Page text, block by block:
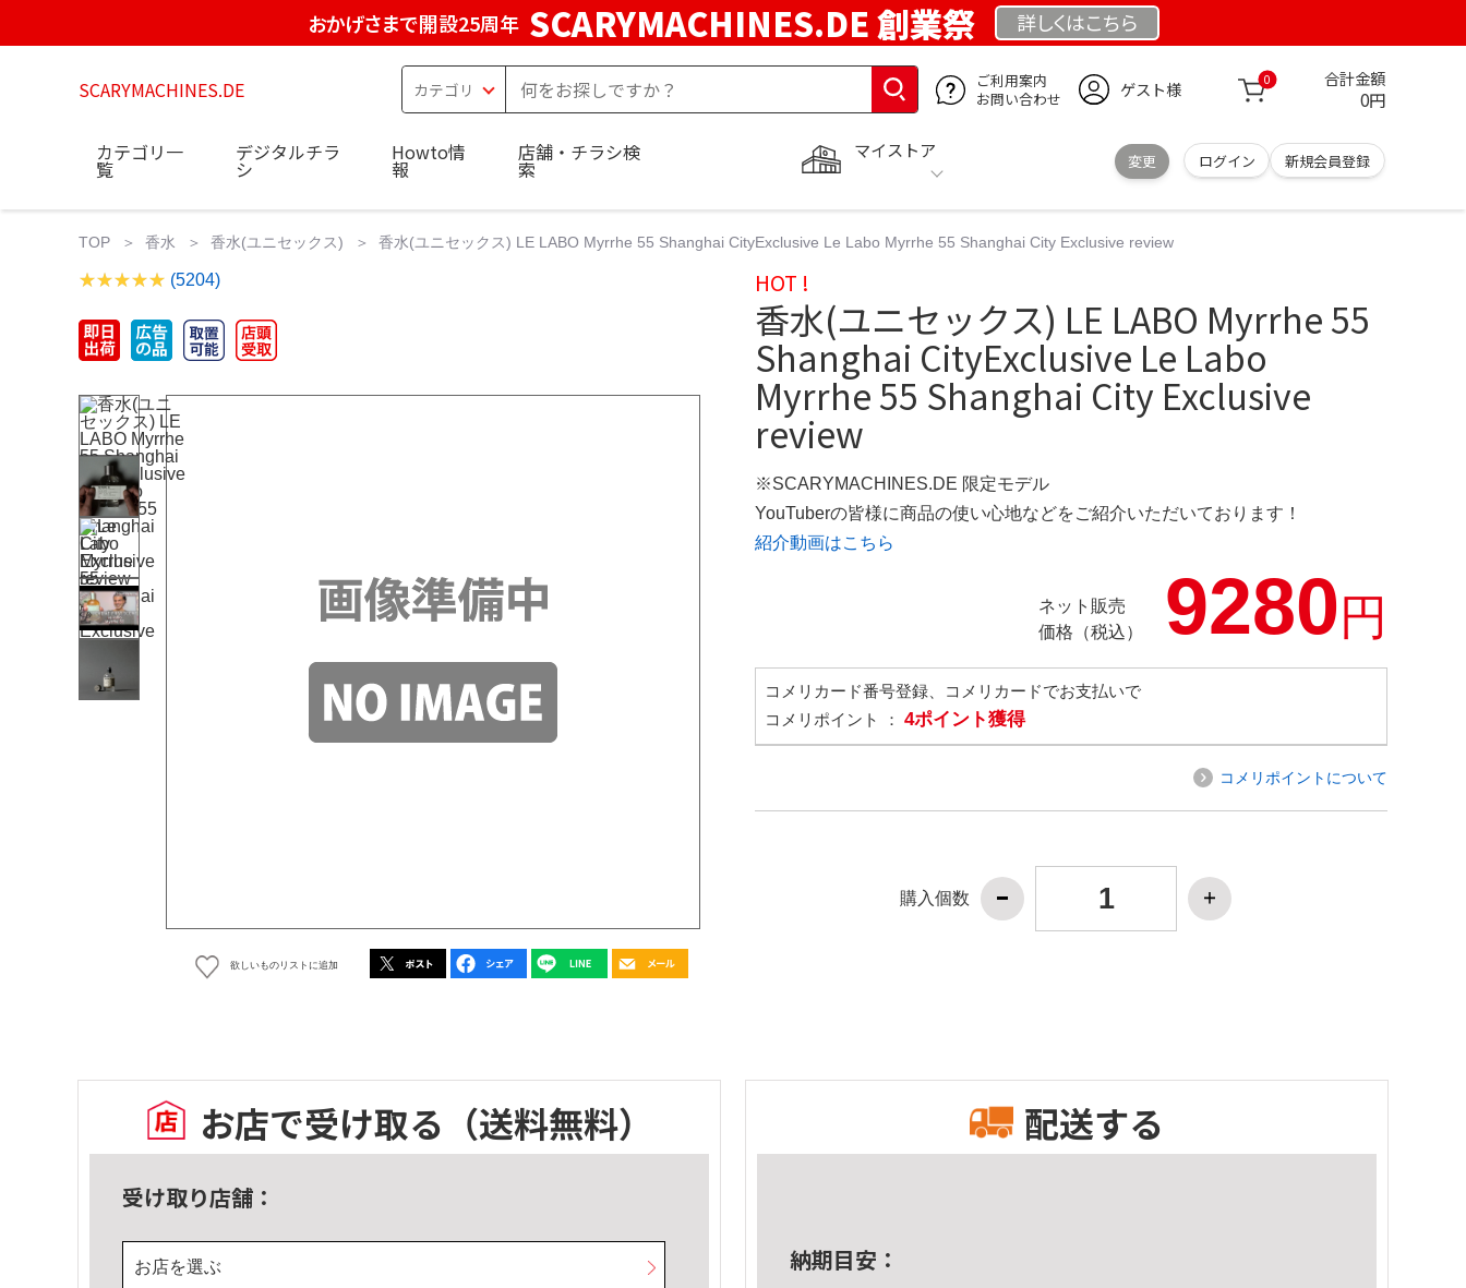
おかげさまで開設25周年 SCARYMACHINES.DE 創業祭 詳しくはこちら
SCARYMACHINES.DE
ご利用案内
お問い合わせ
ゲスト様 0 合計金額
0円
マイストア
変更 ログイン 新規会員登録
カテゴリ一
覧
デジタルチラ
シ
Howto情
報
店舗・チラシ検
索
TOP 香水 香水(ユニセックス) 香水(ユニセックス) LE LABO Myrrhe 55 Shanghai CityExclusive Le Labo Myrrhe 55 Shanghai City Exclusive review
(5204)
欲しいものリストに追加
HOT !
香水(ユニセックス) LE LABO Myrrhe 55
Shanghai CityExclusive Le Labo
Myrrhe 55 Shanghai City Exclusive
review
※SCARYMACHINES.DE 限定モデル
YouTuberの皆様に商品の使い心地などをご紹介いただいております！
紹介動画はこちら
ネット販売
価格（税込）
9280円
コメリカード番号登録、コメリカードでお支払いで
コメリポイント ： 4ポイント獲得
コメリポイントについて
購入個数
お店で受け取る （送料無料）
受け取り店舗：
お店を選ぶ
配送する
納期目安：